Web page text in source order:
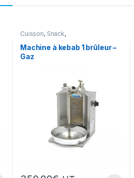
Cuisson, Snack,
Snack/Pizza/Sucrée
Machine à kebab 1 brûleur –
Gaz